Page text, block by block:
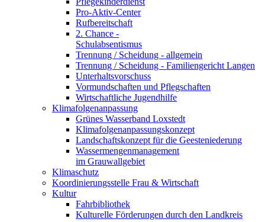
Pro-Aktiv-Center
Rufbereitschaft
2. Chance -
Schulabsentismus
Trennung / Scheidung - allgemein
Trennung / Scheidung - Familiengericht Langen
Unterhaltsvorschuss
Vormundschaften und Pflegschaften
Wirtschaftliche Jugendhilfe
Klimafolgenanpassung
Grünes Wasserband Loxstedt
Klimafolgenanpassungskonzept
Landschaftskonzept für die Geesteniederung
Wassermengenmanagement
im Grauwallgebiet
Klimaschutz
Koordinierungsstelle Frau & Wirtschaft
Kultur
Fahrbibliothek
Kulturelle Förderungen durch den Landkreis